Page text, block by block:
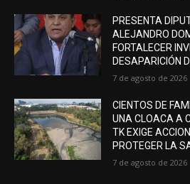
PRESENTA
ALEJANDRO
FORTALECER
DESAPARICIÓN
7 de agosto de 2026
CIENTOS DE
UNA CLOACA A
TK EXIGE
PROTEGER LA
7 de agosto de 2026